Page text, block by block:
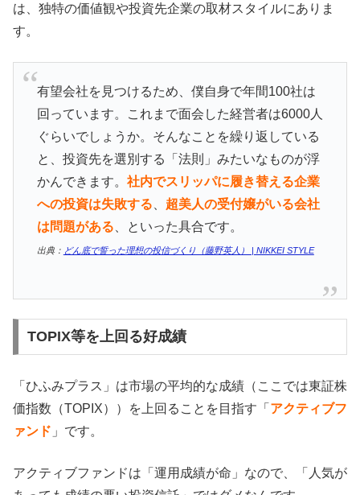
は、独特の価値観や投資先企業の取材スタイルにありま
す。
有望会社を見つけるため、僕自身で年間100社は
回っています。これまで面会した経営者は6000人
ぐらいでしょうか。そんなことを繰り返している
と、投資先を選別する「法則」みたいなものが浮
かんできます。 社内でスリッパに履き替える企業
への投資は失敗する
超美人の受付嬢がいる会社
は問題がある 、といった具合です。
出典： どん底で誓った理想の投信づくり（藤野英人） | NIKKEI STYLE
TOPIX等を上回る好成績
「ひふみプラス」は市場の平均的な成績（ここでは東証株
価指数（TOPIX））を上回ることを目指す「 アクティブフ
ァンド 」です。
アクティブファンドは「運用成績が命」なので、「人気が